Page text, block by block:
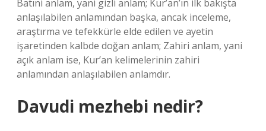
Batıni anlam, yani gizli anlam; Kur’an’ın ilk bakışta
anlaşılabilen anlamından başka, ancak inceleme,
araştırma ve tefekkürle elde edilen ve ayetin
işaretinden kalbde doğan anlam; Zahiri anlam, yani
açık anlam ise, Kur’an kelimelerinin zahiri
anlamından anlaşılabilen anlamdır.
Davudi mezhebi nedir?